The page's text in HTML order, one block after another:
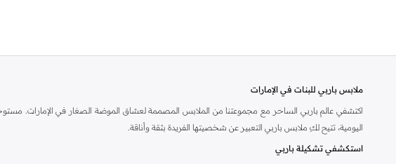
ملابس باربي للبنات في الإمارات
اكتشفي عالم باربي الساحر مع مجموعتنا من الملابس المصممة لعشاق الموضة الصغار في الإمارات.
اليومية، تتيح لكِ ملابس باربي التعبير عن شخصيتها الفريدة بثقة وأناقة.
استكشفي تشكيلة باربي